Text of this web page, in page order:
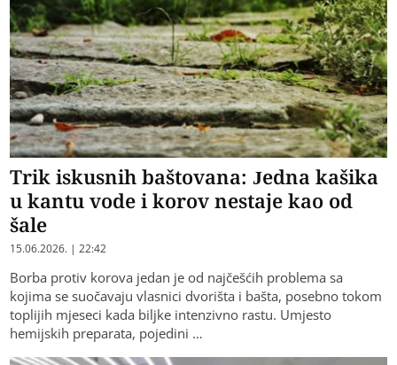
Trik iskusnih baštovana: Jedna kašika
u kantu vode i korov nestaje kao od
šale
15.06.2026. | 22:42
Borba protiv korova jedan je od najčešćih problema sa
kojima se suočavaju vlasnici dvorišta i bašta, posebno tokom
toplijih mjeseci kada biljke intenzivno rastu. Umjesto
hemijskih preparata, pojedini …